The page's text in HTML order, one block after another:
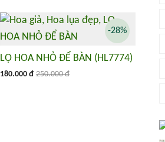
LỌ HOA NHỎ ĐỂ BÀN (HL7774)
180.000 đ 250.000 đ
-28%